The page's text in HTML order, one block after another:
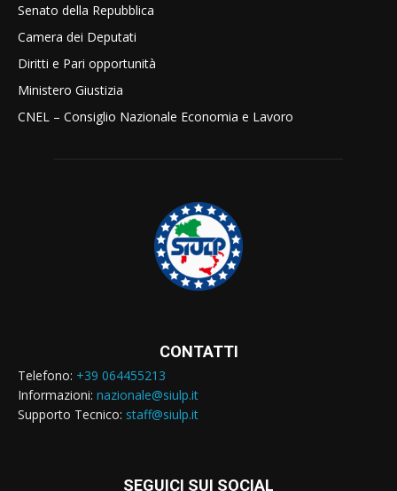
Senato della Repubblica
Camera dei Deputati
Diritti e Pari opportunità
Ministero Giustizia
CNEL – Consiglio Nazionale Economia e Lavoro
CONTATTI
Telefono: +39 064455213
Informazioni: nazionale@siulp.it
Supporto Tecnico: staff@siulp.it
SEGUICI SUI SOCIAL